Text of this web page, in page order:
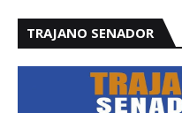
TRAJANO SENADOR